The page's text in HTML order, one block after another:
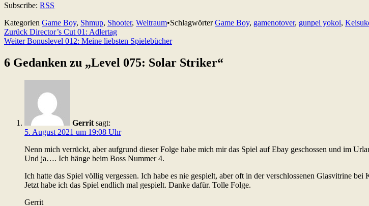
Subscribe: RSS
Kategorien Game Boy, Shmup, Shooter, Weltraum•SchlagwörterGame Boy, gamenotover, gunpei yokoi,
Beitragsnavigation
Zurück Director’s Cut 01: Adlertag
Weiter Bonuslevel 012: Meine liebsten Spielebücher
6 Gedanken zu „Level 075: Solar Striker“
Gerrit sagt:
5. August 2021 um 19:08 Uhr
Nenn mich verrückt, aber aufgrund dieser Folge habe mich mir das Spiel auf Ebay geschossen und im
Und ja…. Ich hänge beim Boss Nummer 4.
Ich hatte das Spiel völlig vergessen. Ich habe es nie gespielt, aber oft in der verschlossenen Glasvitrine
Jetzt habe ich das Spiel endlich mal gespielt. Danke dafür. Tolle Folge.
Gerrit